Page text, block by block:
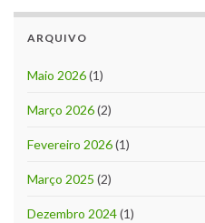
ARQUIVO
Maio 2026(1)
Março 2026(2)
Fevereiro 2026(1)
Março 2025 (2)
Dezembro 2024(1)